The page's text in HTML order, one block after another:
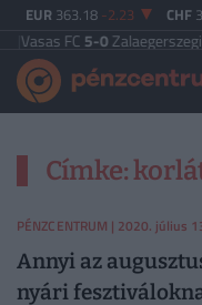
EUR 363.18 -2.23 CHF
Vasas FC5-0Zalaegerszegi TE
Címke:
PÉNZCENTRUM | 2020. július
Annyi az
nyári